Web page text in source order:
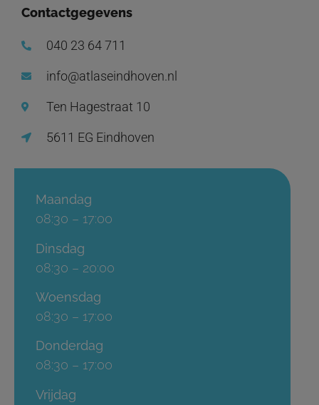
Contactgegevens
040 23 64 711
info@atlaseindhoven.nl
Ten Hagestraat 10
5611 EG Eindhoven
Maandag
08:30 – 17:00
Dinsdag
08:30 – 20:00
Woensdag
08:30 – 17:00
Donderdag
08:30 – 17:00
Vrijdag